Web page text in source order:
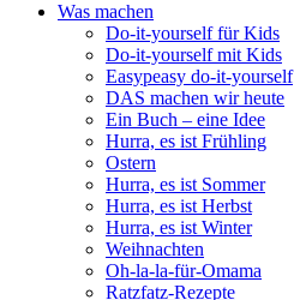
Was machen
Do-it-yourself für Kids
Do-it-yourself mit Kids
Easypeasy do-it-yourself
DAS machen wir heute
Ein Buch – eine Idee
Hurra, es ist Frühling
Ostern
Hurra, es ist Sommer
Hurra, es ist Herbst
Hurra, es ist Winter
Weihnachten
Oh-la-la-für-Omama
Ratzfatz-Rezepte